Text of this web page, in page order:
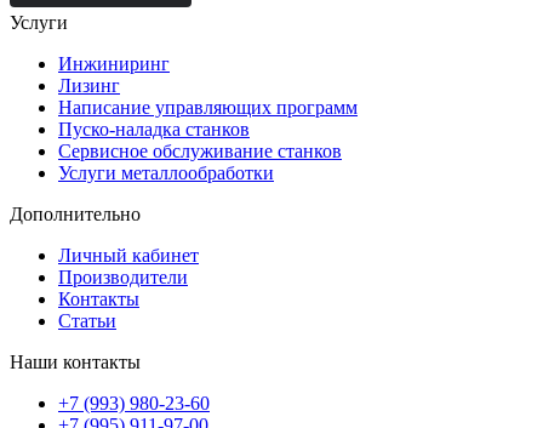
Услуги
Инжиниринг
Лизинг
Написание управляющих программ
Пуско-наладка станков
Сервисное обслуживание станков
Услуги металлообработки
Дополнительно
Личный кабинет
Производители
Контакты
Статьи
Наши контакты
+7 (993) 980-23-60